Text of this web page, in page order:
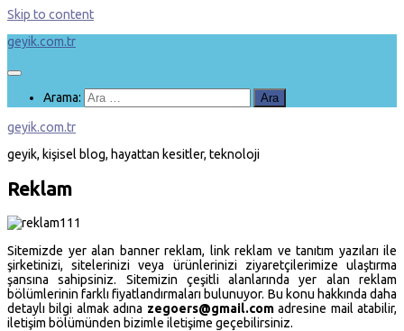
Skip to content
geyik.com.tr
Arama:
geyik.com.tr
geyik, kişisel blog, hayattan kesitler, teknoloji
Reklam
Sitemizde yer alan banner reklam, link reklam ve tanıtım yazıları ile
şirketinizi, sitelerinizi veya ürünlerinizi ziyaretçilerimize ulaştırma
şansına sahipsiniz. Sitemizin çeşitli alanlarında yer alan reklam
bölümlerinin farklı fiyatlandırmaları bulunuyor. Bu konu hakkında daha
detaylı bilgi almak adına zegoers@gmail.comadresine mail atabilir,
iletişim bölümünden bizimle iletişime geçebilirsiniz.